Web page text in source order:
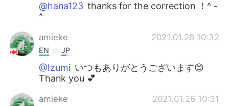
@hana123 thanks for the correction ！^ -
^
amieke 2021.01.26 10:32
EN JP
@Izumi いつもありがとうございます😊
Thank you 💕
amieke 2021.01.26 10:31